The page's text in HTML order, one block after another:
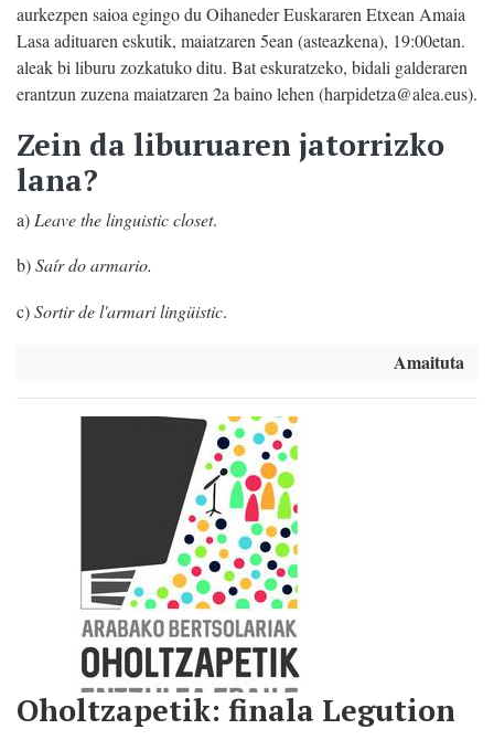
aurkezpen saioa egingo du Oihaneder Euskararen Etxean Amaia
Lasa adituaren eskutik, maiatzaren 5ean (asteazkena), 19:00etan.
aleakbi liburuzozkatuko ditu. Bat eskuratzeko, bidali galderaren
erantzun zuzena maiatzaren 2a baino lehen (harpidetza@alea.eus).
Zein da liburuaren jatorrizko
lana?
a) Leave the linguistic closet.
b)Saír do armario.
c)Sortir de l'armari lingüistic.
Amaituta
Oholtzapetik: finala Legution